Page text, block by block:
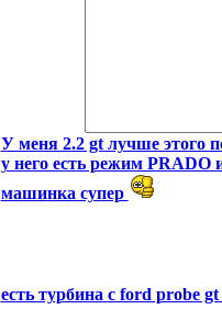
У меня 2.2 gt лучше этого
у него есть режим PRADO
машинка супер
есть турбина с ford probe